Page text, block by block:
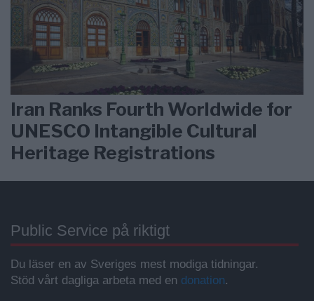
Iran Ranks Fourth Worldwide for
UNESCO Intangible Cultural
Heritage Registrations
Public Service på riktigt
Du läser en av Sveriges mest modiga tidningar.
Stöd vårt dagliga arbeta med en donation.